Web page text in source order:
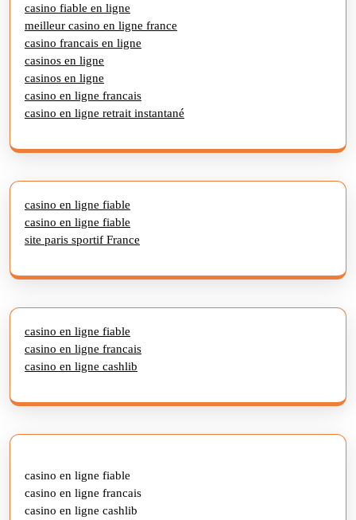
casino fiable en ligne
meilleur casino en ligne france
casino francais en ligne
casinos en ligne
casinos en ligne
casino en ligne francais
casino en ligne retrait instantané
casino en ligne fiable
casino en ligne fiable
site paris sportif France
casino en ligne fiable
casino en ligne francais
casino en ligne cashlib
casino en ligne fiable
casino en ligne francais
casino en ligne cashlib